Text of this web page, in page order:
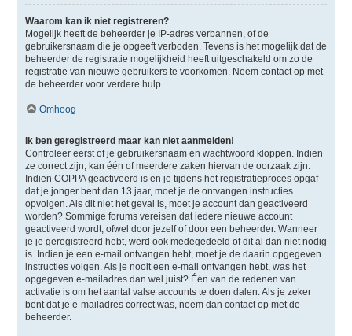
Waarom kan ik niet registreren?
Mogelijk heeft de beheerder je IP-adres verbannen, of de
gebruikersnaam die je opgeeft verboden. Tevens is het mogelijk dat de
beheerder de registratie mogelijkheid heeft uitgeschakeld om zo de
registratie van nieuwe gebruikers te voorkomen. Neem contact op met
de beheerder voor verdere hulp.
Omhoog
Ik ben geregistreerd maar kan niet aanmelden!
Controleer eerst of je gebruikersnaam en wachtwoord kloppen. Indien
ze correct zijn, kan één of meerdere zaken hiervan de oorzaak zijn.
Indien COPPA geactiveerd is en je tijdens het registratieproces opgaf
dat je jonger bent dan 13 jaar, moet je de ontvangen instructies
opvolgen. Als dit niet het geval is, moet je account dan geactiveerd
worden? Sommige forums vereisen dat iedere nieuwe account
geactiveerd wordt, ofwel door jezelf of door een beheerder. Wanneer
je je geregistreerd hebt, werd ook medegedeeld of dit al dan niet nodig
is. Indien je een e-mail ontvangen hebt, moet je de daarin opgegeven
instructies volgen. Als je nooit een e-mail ontvangen hebt, was het
opgegeven e-mailadres dan wel juist? Één van de redenen van
activatie is om het aantal valse accounts te doen dalen. Als je zeker
bent dat je e-mailadres correct was, neem dan contact op met de
beheerder.